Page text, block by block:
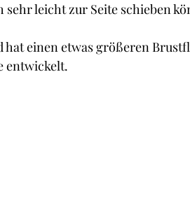
sehr leicht zur Seite schieben
hat einen etwas größeren
entwickelt.